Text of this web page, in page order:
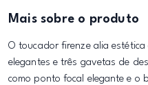
Mais sobre o produto
O toucador firenze alia
elegantes e três gavetas de
como ponto focal elegante e o